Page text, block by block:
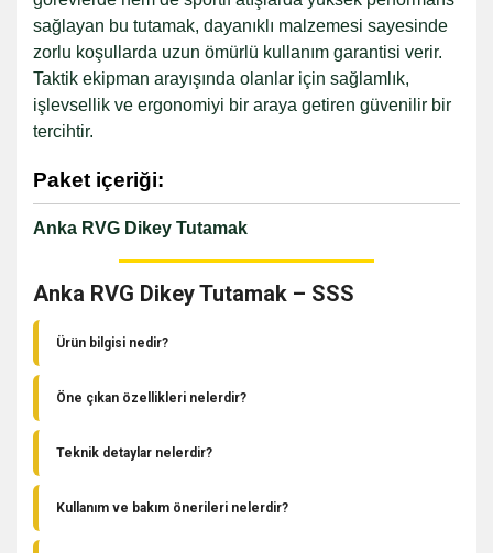
sağlayan bu tutamak, dayanıklı malzemesi sayesinde
zorlu koşullarda uzun ömürlü kullanım garantisi verir.
Taktik ekipman arayışında olanlar için sağlamlık,
işlevsellik ve ergonomiyi bir araya getiren güvenilir bir
tercihtir.
Paket içeriği:
Anka RVG Dikey Tutamak
Anka RVG Dikey Tutamak – SSS
Ürün bilgisi nedir?
kavramadır. Polimer bazlı malzeme ve ergonomik formu ile
Öne çıkan özellikleri nelerdir?
Dayanıklılık: Polimer bazlı sağlam hammadde
Teknik detaylar nelerdir?
Standart: NATO uyumlu
Kullanım ve bakım önerileri nelerdir?